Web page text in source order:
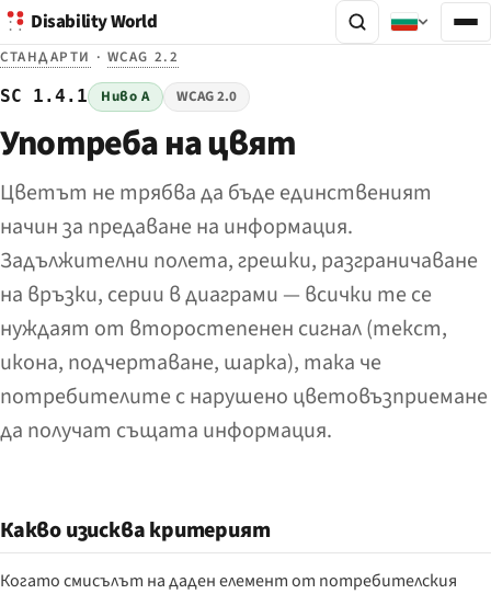
Disability World
СТАНДАРТИ · WCAG 2.2
SC 1.4.1 Ниво A WCAG 2.0
Употреба на цвят
Цветът не трябва да бъде единственият
начин за предаване на информация.
Задължителни полета, грешки, разграничаване
на връзки, серии в диаграми — всички те се
нуждаят от второстепенен сигнал (текст,
икона, подчертаване, шарка), така че
потребителите с нарушено цветовъзприемане
да получат същата информация.
Какво изисква критерият
Когато смисълът на даден елемент от потребителския